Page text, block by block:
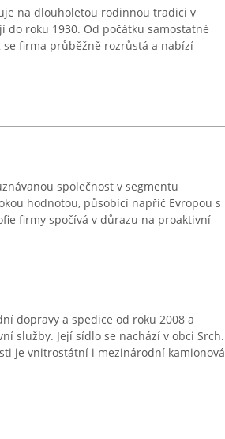
na dlouholetou rodinnou tradici v
do roku 1930. Od počátku samostatné
firma průběžně rozrůstá a nabízí
společnost v segmentu
hodnotou, působící napříč Evropou s
firmy spočívá v důrazu na proaktivní
dopravy a spedice od roku 2008 a
služby. Její sídlo se nachází v obci Srch.
je vnitrostátní i mezinárodní kamionová